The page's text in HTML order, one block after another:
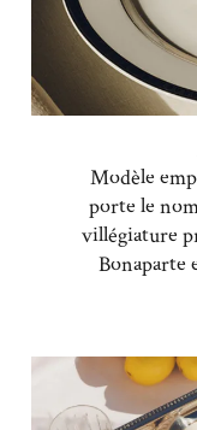
Modèle
porte le
villégiature
Bonaparte